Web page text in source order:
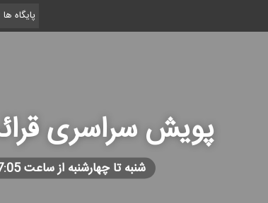
پایگاه ها
پویش سراسری
شنبه تا چهارشنبه از ساعت 7:05 به مدت 5 دقیقه